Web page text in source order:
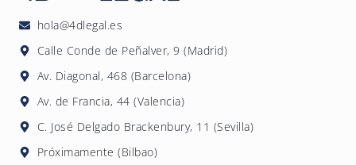
pymes que quieran elaborar voluntariamente
su reputación ante clientes y empleados,
reducen riesgos regulatorios futuros y
pueden identificar oportunidades de
reducción de su impacto ambiental.
hola@4dlegal.es
Calle Conde de Peñalver, 9 (Madrid)
Av. Diagonal, 468 (Barcelona)
Av. de Francia, 44 (Valencia)
C. José Delgado Brackenbury, 11 (Sevilla)
Próximamente (Bilbao)